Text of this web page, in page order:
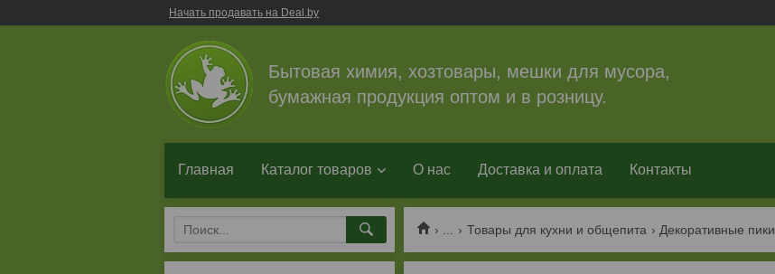
Начать продавать на Deal.by
Бытовая химия, хозтовары, мешки для мусора,
бумажная продукция оптом и в розницу.
Главная Каталог товаров О нас Доставка и оплата Контакты
Товары для кухни и общепита Декоративные пики